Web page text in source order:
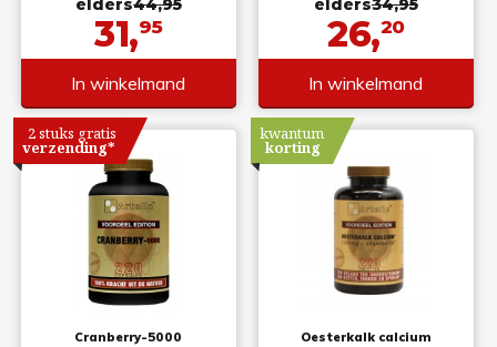
elders44,95
31,95
In winkelmand
elders34,95
26,20
In winkelmand
Cranberry-5000
2 stuks gratis
verzending*
Oesterkalk calcium
kwantum
korting